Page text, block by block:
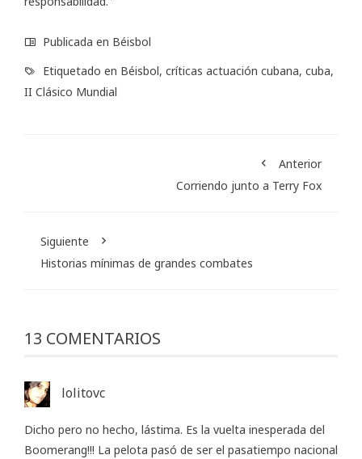
Publicada en Béisbol
Etiquetado en Béisbol, críticas actuación cubana, cuba,
II Clásico Mundial
Anterior
Corriendo junto a Terry Fox
Siguiente
Historias mínimas de grandes combates
13 COMENTARIOS
lolitovc
Dicho pero no hecho, lástima. Es la vuelta inesperada del
Boomerang!!! La pelota pasó de ser el pasatiempo nacional